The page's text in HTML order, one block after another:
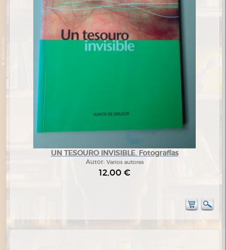
UN TESOURO INVISIBLE. Fotografías
Autor: Varios autores
12,00 €